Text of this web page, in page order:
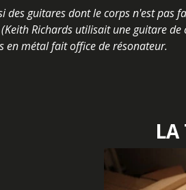
des guitares dont le corps n'est pas
Richards utilisait une guitare
en métal fait office de résonateur.